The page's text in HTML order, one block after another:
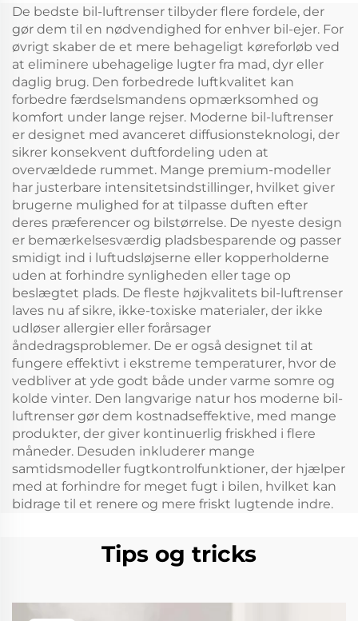
Trådløs Smart WIFI
Kontrol Aroma
Diffuser
LCD Touch Screen
Display Kiosk
De bedste bil-luftrenser tilbyder flere fordele, der
gør dem til en nødvendighed for enhver bil-ejer. For
øvrigt skaber de et mere behageligt køreforløb ved
at eliminere ubehagelige lugter fra mad, dyr eller
daglig brug. Den forbedrede luftkvalitet kan
forbedre færdselsmandens opmærksomhed og
komfort under lange rejser. Moderne bil-luftrenser
er designet med avanceret diffusionsteknologi, der
sikrer konsekvent duftfordeling uden at
overvældede rummet. Mange premium-modeller
har justerbare intensitetsindstillinger, hvilket giver
brugerne mulighed for at tilpasse duften efter
deres præferencer og bilstørrelse. De nyeste design
er bemærkelsesværdig pladsbesparende og passer
smidigt ind i luftudsløjserne eller kopperholderne
uden at forhindre synligheden eller tage op
beslægtet plads. De fleste højkvalitets bil-luftrenser
laves nu af sikre, ikke-toxiske materialer, der ikke
udløser allergier eller forårsager
åndedragsproblemer. De er også designet til at
fungere effektivt i ekstreme temperaturer, hvor de
vedbliver at yde godt både under varme somre og
kolde vinter. Den langvarige natur hos moderne bil-
luftrenser gør dem kostnadseffektive, med mange
produkter, der giver kontinuerlig friskhed i flere
måneder. Desuden inkluderer mange
samtidsmodeller fugtkontrolfunktioner, der hjælper
med at forhindre for meget fugt i bilen, hvilket kan
bidrage til et renere og mere friskt lugtende indre.
Tips og tricks